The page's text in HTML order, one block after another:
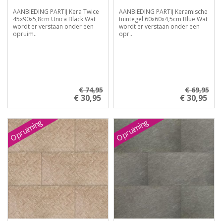
AANBIEDING PARTIJ Kera Twice
45x90x5,8cm Unica Black Wat
wordt er verstaan onder een
opruim..
€ 74,95
€ 30,95
AANBIEDING PARTIJ Keramische
tuintegel 60x60x4,5cm Blue Wat
wordt er verstaan onder een
opr..
€ 69,95
€ 30,95
Opruiming Opruiming